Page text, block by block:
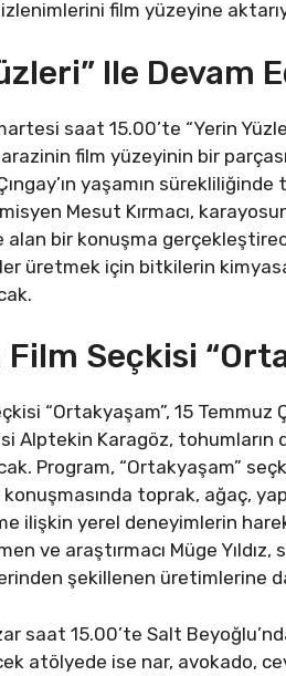
film yüzeyine
Ile Devam
saat 15.00’te “Yerin
film yüzeyinin bir
yaşamın
Mesut Kırmacı,
bir konuşma
üretmek için bitkilerin
Film Seçkisi
“Ortakyaşam”, 15
Alptekin Karagöz, tohumların
Program, “Ortakyaşam”
konuşmasında toprak, ağaç,
ilişkin yerel deneyimlerin
ve araştırmacı Müge
şekillenen üretimlerine
saat 15.00’te Salt
atölyede ise nar, avokado,